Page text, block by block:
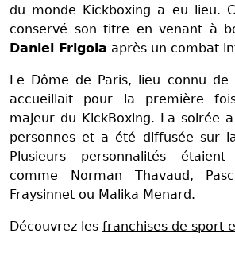
du monde Kickboxing a eu lieu.
conservé son titre en venant à
Daniel Frigola après un combat
Le Dôme de Paris, lieu connu de
accueillait pour la première
majeur du KickBoxing. La soirée
personnes et a été diffusée sur
Plusieurs personnalités
comme Norman Thavaud,
Fraysinnet ou Malika Menard.
Découvrez les franchises de sport